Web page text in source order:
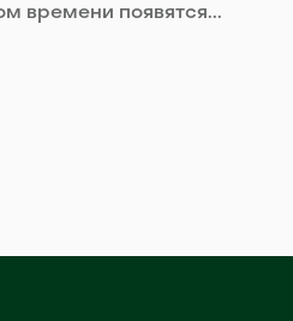
времени появятся...